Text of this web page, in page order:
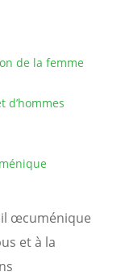
de la femme
d’hommes
œcuménique
et à la